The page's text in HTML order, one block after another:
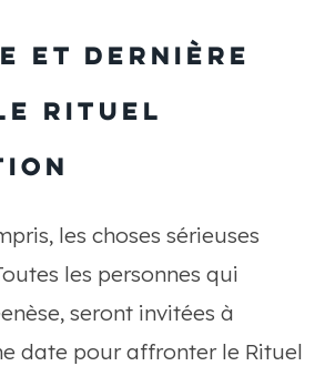
ET DERNIÈRE
RITUEL
les choses sérieuses
les personnes qui
seront invitées à
date pour affronter le Rituel